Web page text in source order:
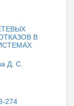
В
Д. С.
274